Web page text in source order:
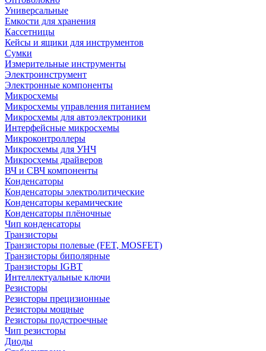
Универсальные
Емкости для хранения
Кассетницы
Кейсы и ящики для инструментов
Сумки
Измерительные инструменты
Электроинструмент
Электронные компоненты
Микросхемы
Микросхемы управления питанием
Микросхемы для автоэлектроники
Интерфейсные микросхемы
Микроконтроллеры
Микросхемы для УНЧ
Микросхемы драйверов
ВЧ и СВЧ компоненты
Конденсаторы
Конденсаторы электролитические
Конденсаторы керамические
Конденсаторы плёночные
Чип конденсаторы
Транзисторы
Транзисторы полевые (FET, MOSFET)
Транзисторы биполярные
Транзисторы IGBT
Интеллектуальные ключи
Резисторы
Резисторы прецизионные
Резисторы мощные
Резисторы подстроечные
Чип резисторы
Диоды